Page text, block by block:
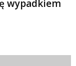
wypadkiem